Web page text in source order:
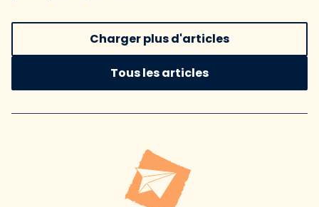
Charger plus d'articles
Tous les articles